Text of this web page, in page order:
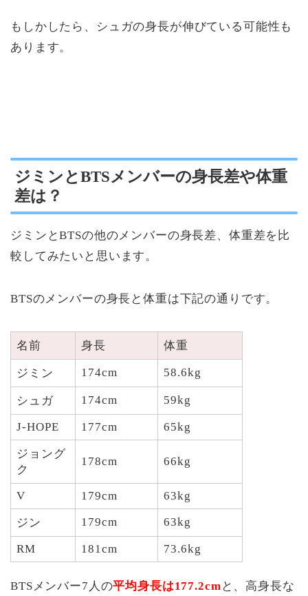
もしかしたら、シュガの身長が伸びている可能性も
あります。
ジミンとBTSメンバーの身長差や体重
差は？
ジミンとBTSの他のメンバーの身長差、体重差を比
較してみたいと思います。
BTSのメンバーの身長と体重は下記の通りです。
名前 身長 体重
ジミン 174cm 58.6kg
シュガ 174cm 59kg
J-HOPE 177cm 65kg
ジョング
ク
178cm 66kg
V 179cm 63kg
ジン 179cm 63kg
RM 181cm 73.6kg
BTSメンバー7人の平均身長は177.2cm と、高身長な